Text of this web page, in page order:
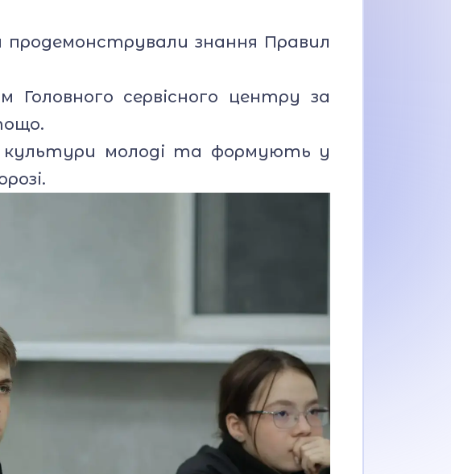
знання Правил
сервісного центру за
культури молоді та формують у